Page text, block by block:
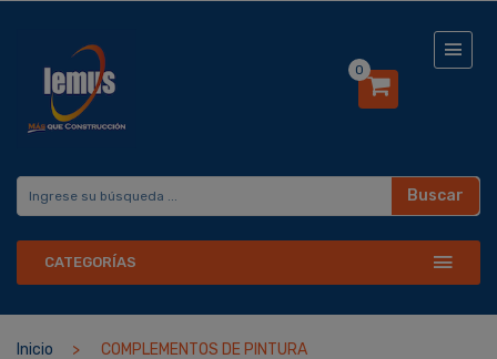
0
Buscar
CATEGORÍAS
Inicio COMPLEMENTOS DE PINTURA